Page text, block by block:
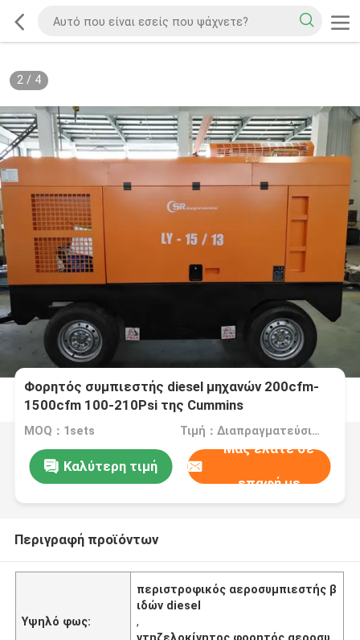
2/ 4
Φορητός συμπιεστής diesel μηχανών 200cfm-
1500cfm 100-210Psi της Cummins
MOQ：1sets Τιμή：Διαπραγματεύσιμος
Καλύτερη τιμή
Μας ελάτε σε
επαφή με
Περιγραφή προϊόντων
Υψηλό φως:
περιστροφικός αεροσυμπιεστής β
ιδών diesel
,
ντηζελοκίνητος φορητός αεροσυ